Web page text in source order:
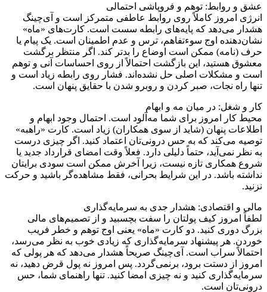
عشق و روابط: توهم و فروپاشی احتمالی
انرژی امروز کاملاً روی روابط عاطفی متمرکز است و آی‌چینگ
هشدار می‌دهد که پایه‌های رابطه سست است. کارت‌های «ماه»
نشان‌دهنده اوج سوءتفاهم، ترس و عدم اطمینان است. یک پیام یا
حرف (نامه) ممکن است اوضاع را بدتر کند. اگر منتظر برگشت
معشوق هستید، این بازگشت احتمالاً از روی احساسات آنی و توهم
است و مشکلات اصلی حل نشده‌اند. فشار روی رابطه زیاد است و
تنها راه نجات، صبر کردن و روبرو شدن با حقایق پنهان است.
کار و شغل: در میان مه و ابهام
محیط کار امروز برای شما مه‌آلود است. احتمال وجود ابهام و
اطلاعات پنهان (شاید از سوی همکاران) زیاد است. کارت «راهبه»
توصیه می‌کند که به حس درونی‌تان اعتماد کنید. اگر چیزی درست
به نظر نمی‌آید، حتماً دلیلی دارد. فعلاً وقت امضای قرارداد جدید یا
شروع همکاری تازه نیست، زیرا آخرش ممکن است سودی برایتان
نداشته باشد. در این شرایط بحرانی، فقط مشاهده‌گر باشید و حرکت
نزنید.
مالی و اقتصادی: هشدار جدی به سرمایه‌گذاری
لطفاً امروز کیف پولتان را سفت بچسبید و از تصمیم‌های مالی
بزرگ دوری کنید. دو کارت «ماه» یعنی اوج توهم و خطر فریب
خوردن. هر پیشنهاد سرمایه‌گذاری که زیادی خوب به نظر می‌رسد،
احتمالاً سراب است. آی‌چینگ صریحاً هشدار می‌دهد که هر پولی که
امروز از دستت برود، برنمی‌گردد. پس امروز نه پول قرض دهید، نه
سرمایه‌گذاری کنید و نه چیزی امضا کنید. تنها راهنمای شما، حس
درونی‌تان است.